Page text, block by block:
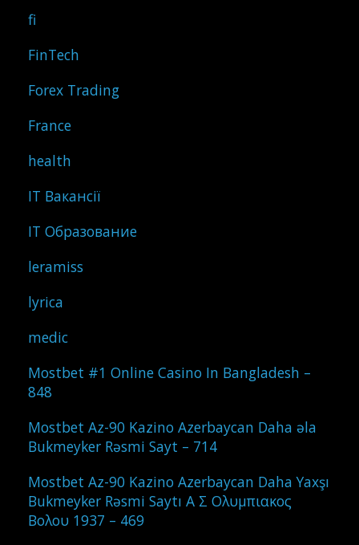
fi
FinTech
Forex Trading
France
health
IT Вакансії
IT Образование
leramiss
lyrica
medic
Mostbet #1 Online Casino In Bangladesh –
848
Mostbet Az-90 Kazino Azerbaycan Daha əla
Bukmeyker Rəsmi Sayt – 714
Mostbet Az-90 Kazino Azerbaycan Daha Yaxşı
Bukmeyker Rəsmi Saytı Α Σ Ολυμπιακος
Βολου 1937 – 469